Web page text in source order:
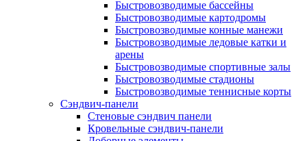
Быстровозводимые бассейны
Быстровозводимые картодромы
Быстровозводимые конные манежи
Быстровозводимые ледовые катки и
арены
Быстровозводимые спортивные залы
Быстровозводимые стадионы
Быстровозводимые теннисные корты
Сэндвич-панели
Стеновые сэндвич панели
Кровельные сэндвич-панели